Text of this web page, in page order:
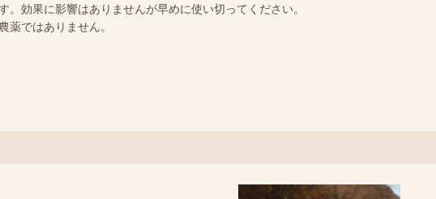
。効果に影響はありませんが早めに使い切ってください。
薬ではありません。